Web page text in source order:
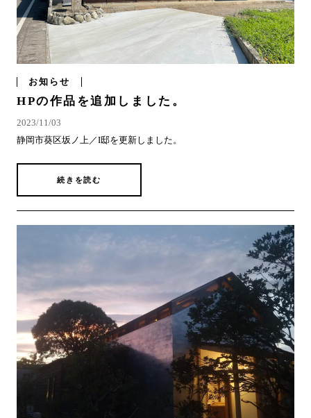
お知らせ
HPの作品を追加しました。
2023/11/03
静岡市葵区坂ノ上／I邸を更新しました。
続きを読む